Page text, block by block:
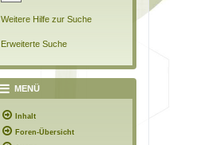
Weitere Hilfe zur Suche
Erweiterte Suche
MENÜ
Inhalt
Foren-Übersicht